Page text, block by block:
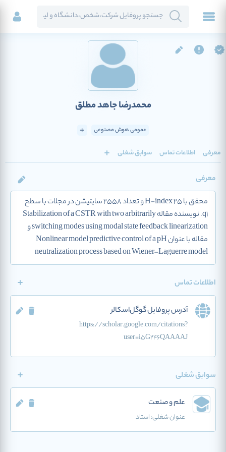
محمدرضا جاهد مطلق
عمومی هوش مصنوعی
معرفی اطلاعات تماس سوابق شغلی
معرفی
محقق با H-index 25 و تعداد 2558 سایتیشن در مجلات با سطح
q1. نویسنده مقاله Stabilization of a CSTR with two arbitrarily
switching modes using modal state feedback linearization و
مقاله با عنوان Nonlinear model predictive control of a pH
neutralization process based on Wiener–Laguerre model
اطلاعات تماس
آدرس پروفایل گوگل‌اسکالر
https://scholar.google.com/citations?
user=i5G246QAAAAJ
سوابق شغلی
علم و صنعت
عنوان شغلی:استاد